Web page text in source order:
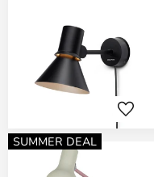
SUMMER DEAL